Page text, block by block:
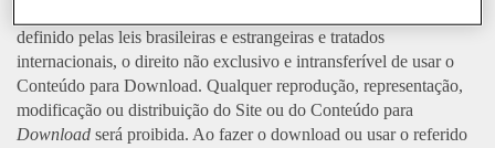
definido pelas leis brasileiras e estrangeiras e tratados
internacionais, o direito não exclusivo e intransferível de usar o
Conteúdo para Download. Qualquer reprodução, representação,
modificação ou distribuição do Site ou do Conteúdo para
Download será proibida. Ao fazer o download ou usar o referido